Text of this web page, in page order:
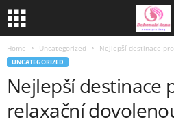
Home Uncategorized Nejlepší destinace
UNCATEGORIZED
Nejlepší destinace
relaxační